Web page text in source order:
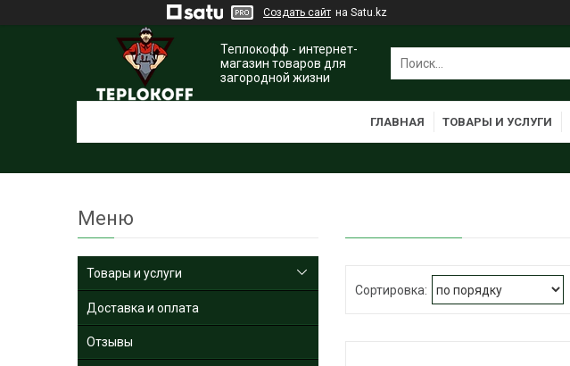
Создать сайт на Satu.kz
Теплокофф - интернет-
магазин товаров для
загородной жизни
ГЛАВНАЯ ТОВАРЫ И УСЛУГИ
Товары и услуги
Доставка и оплата
Отзывы